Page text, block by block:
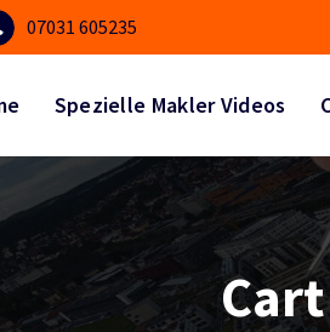
07031 605235
Spezielle Makler Videos
Cart